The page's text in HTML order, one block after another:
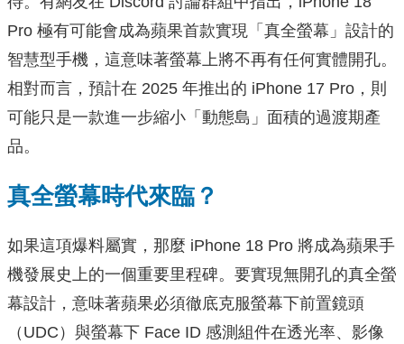
Pro 極有可能會成為蘋果首款實現「真全螢幕」設計的
智慧型手機，這意味著螢幕上將不再有任何實體開孔。
相對而言，預計在 2025 年推出的 iPhone 17 Pro，則
可能只是一款進一步縮小「動態島」面積的過渡期產
品。
真全螢幕時代來臨？
如果這項爆料屬實，那麼 iPhone 18 Pro 將成為蘋果手
機發展史上的一個重要里程碑。要實現無開孔的真全螢
幕設計，意味著蘋果必須徹底克服螢幕下前置鏡頭
（UDC）與螢幕下 Face ID 感測組件在透光率、影像